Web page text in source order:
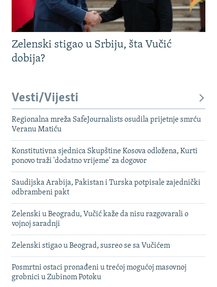
Zelenski stigao u Srbiju, šta Vučić
dobija?
Vesti/Vijesti
Regionalna mreža SafeJournalists osudila prijetnje smrću
Veranu Matiću
Konstitutivna sjednica Skupštine Kosova odložena, Kurti
ponovo traži 'dodatno vrijeme' za dogovor
Saudijska Arabija, Pakistan i Turska potpisale zajednički
odbrambeni pakt
Zelenski u Beogradu, Vučić kaže da nisu razgovarali o
vojnoj saradnji
Zelenski stigao u Beograd, susreo se sa Vučićem
Posmrtni ostaci pronađeni u trećoj mogućoj masovnoj
grobnici u Zubinom Potoku